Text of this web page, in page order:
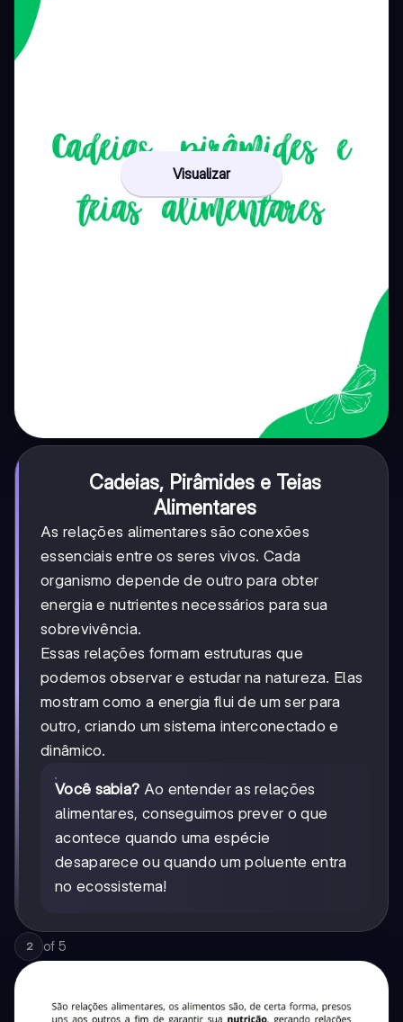
Visualizar
Cadeias, Pirâmides e Teias
Alimentares
As relações alimentares são conexões
essenciais entre os seres vivos. Cada
organismo depende de outro para obter
energia e nutrientes necessários para sua
sobrevivência.
Essas relações formam estruturas que
podemos observar e estudar na natureza. Elas
mostram como a energia flui de um ser para
outro, criando um sistema interconectado e
dinâmico.
Você sabia? Ao entender as relações
alimentares, conseguimos prever o que
acontece quando uma espécie
desaparece ou quando um poluente entra
no ecossistema!
2 of 5